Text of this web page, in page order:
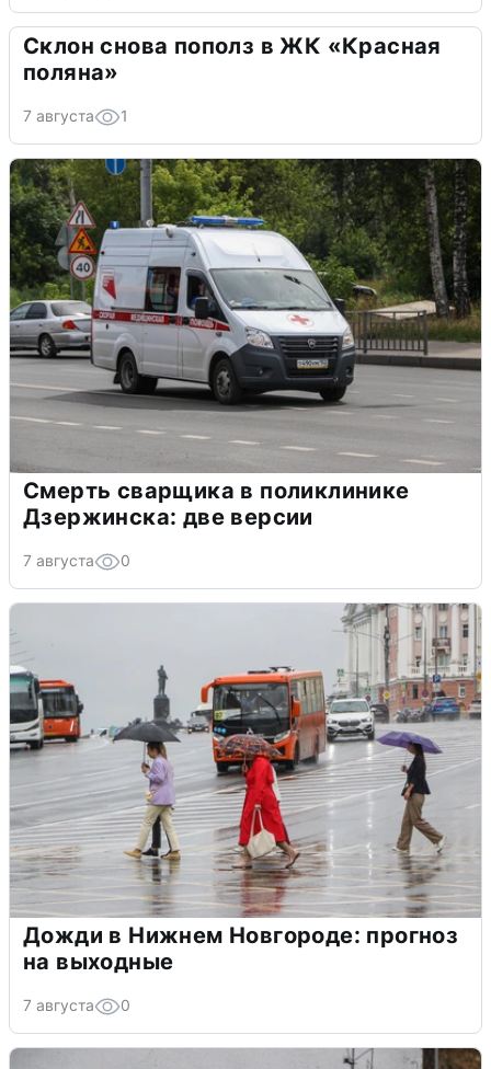
Склон снова пополз в ЖК «Красная
поляна»
7 августа 1
Смерть сварщика в поликлинике
Дзержинска: две версии
7 августа 0
Дожди в Нижнем Новгороде: прогноз
на выходные
7 августа 0